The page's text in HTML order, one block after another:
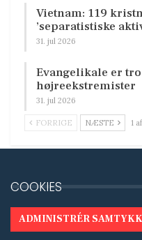
Vietnam: 119
’separatistiske
31. jul 2026
Evangelikale er
højreekstremister
31. jul 2026
FORRIGE NÆSTE 1
COOKIES
ADMINISTRÉR